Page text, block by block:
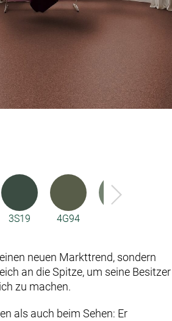
3S19 4G94
neuen Markttrend, sondern
an die Spitze, um seine Besitzer
zu machen.
als auch beim Sehen: Er